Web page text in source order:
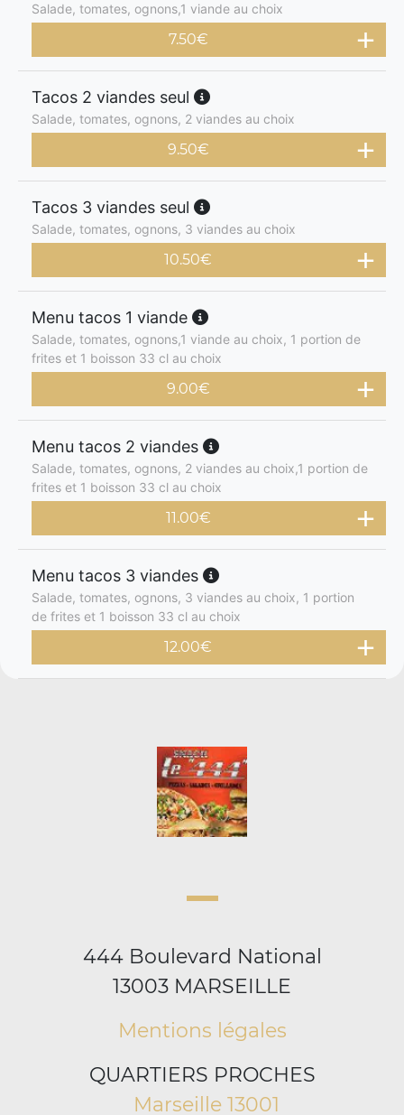
Salade, tomates, ognons,1 viande au choix
7.50€
Tacos 2 viandes seul
Salade, tomates, ognons, 2 viandes au choix
9.50€
Tacos 3 viandes seul
Salade, tomates, ognons, 3 viandes au choix
10.50€
Menu tacos 1 viande
Salade, tomates, ognons,1 viande au choix, 1 portion de
frites et 1 boisson 33 cl au choix
9.00€
Menu tacos 2 viandes
Salade, tomates, ognons, 2 viandes au choix,1 portion de
frites et 1 boisson 33 cl au choix
11.00€
Menu tacos 3 viandes
Salade, tomates, ognons, 3 viandes au choix, 1 portion
de frites et 1 boisson 33 cl au choix
12.00€
444 Boulevard National
13003 MARSEILLE
Mentions légales
QUARTIERS PROCHES
Marseille 13001